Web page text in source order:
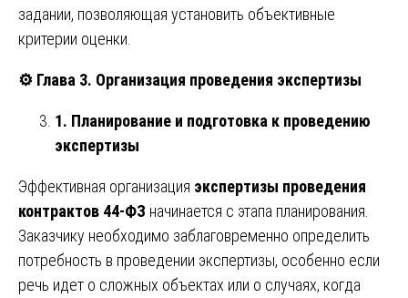
задании, позволяющая установить объективные
критерии оценки.
⚙️ Глава 3. Организация проведения экспертизы
1. Планирование и подготовка к проведению
экспертизы
Эффективная организация экспертизы проведения
контрактов 44-ФЗ начинается с этапа планирования.
Заказчику необходимо заблаговременно определить
потребность в проведении экспертизы, особенно если
речь идет о сложных объектах или о случаях, когда